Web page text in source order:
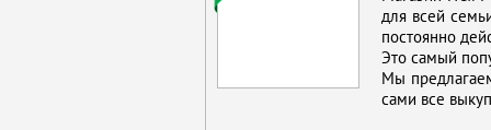
для всей
по­сто­ян­но
Это са­мый
Мы
са­ми все